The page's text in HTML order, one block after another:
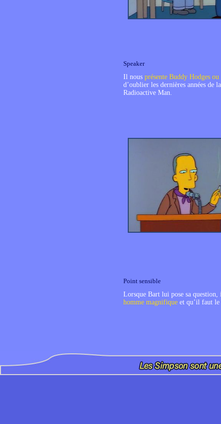
Speaker
Il nous présente Buddy Hodges
d’oublier les dernières années
Radioactive Man.
Point sensible
Lorsque Bart lui pose sa
homme magnifique et qu’il faut le